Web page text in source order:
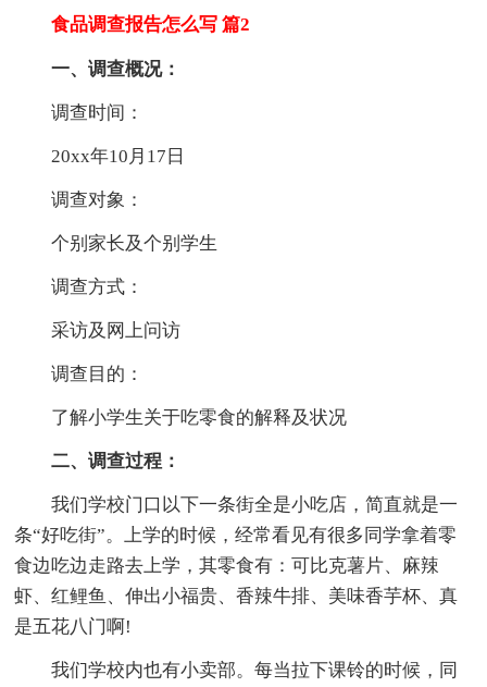
食品调查报告怎么写 篇2
一、调查概况：
调查时间：
20xx年10月17日
调查对象：
个别家长及个别学生
调查方式：
采访及网上问访
调查目的：
了解小学生关于吃零食的解释及状况
二、调查过程：
我们学校门口以下一条街全是小吃店，简直就是一
条“好吃街”。上学的时候，经常看见有很多同学拿着零
食边吃边走路去上学，其零食有：可比克薯片、麻辣
虾、红鲤鱼、伸出小福贵、香辣牛排、美味香芋杯、真
是五花八门啊!
我们学校内也有小卖部。每当拉下课铃的时候，同